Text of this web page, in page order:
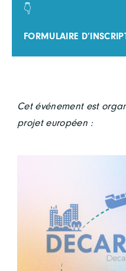
👇
FORMULAIRE
Cet événement est
projet européen :